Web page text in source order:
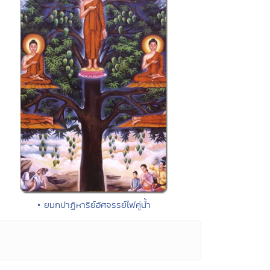
• ยมกปาฏิหาริย์อัศจรรย์ไฟคู่น้ำ